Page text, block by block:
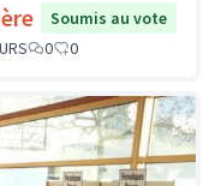
Soumis au vote
0 0